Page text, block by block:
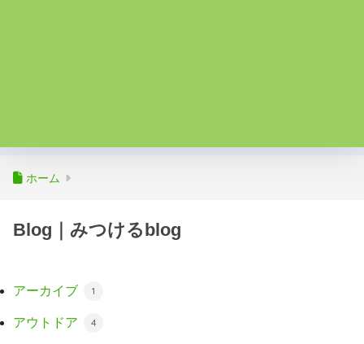
ホーム
Blog｜みつけるblog
アーカイブ 1
アウトドア 4